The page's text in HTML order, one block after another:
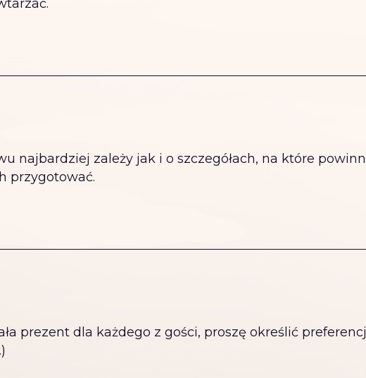
najbardziej zależy jak i o szczegółach, na które
przygotować.
prezent dla każdego z gości, proszę określić